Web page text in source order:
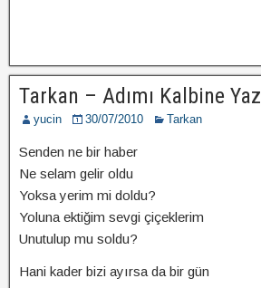
Tarkan – Adımı Kalbine Yaz
yucin 30/07/2010 Tarkan
Senden ne bir haber
Ne selam gelir oldu
Yoksa yerim mi doldu?
Yoluna ektiğim sevgi çiçeklerim
Unutulup mu soldu?
Hani kader bizi ayırsa da bir gün